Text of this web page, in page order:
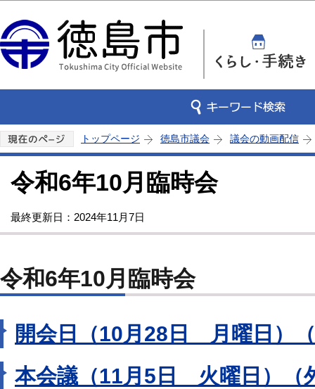
トップページ 徳島市議会 議会の動画配信
令和6年10月臨時会
最終更新日：2024年11月7日
令和6年10月臨時会
開会日（10月28日 月曜日）
本会議（11月5日 火曜日）（